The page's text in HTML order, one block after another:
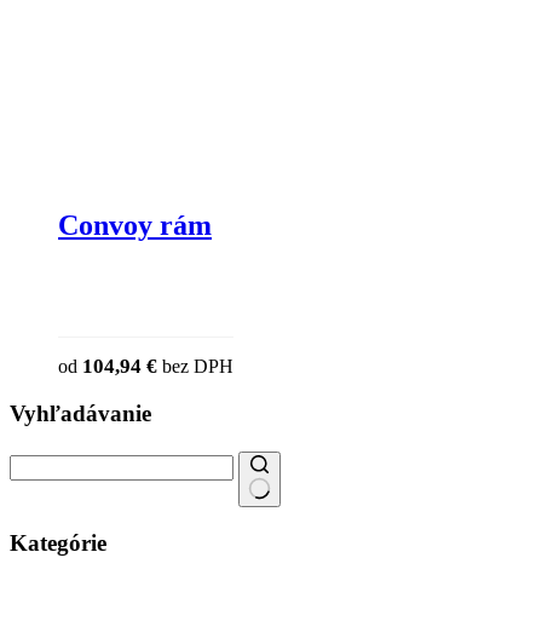
Convoy rám
od 104,94 € bez DPH
Vyhľadávanie
Search
for:
Kategórie